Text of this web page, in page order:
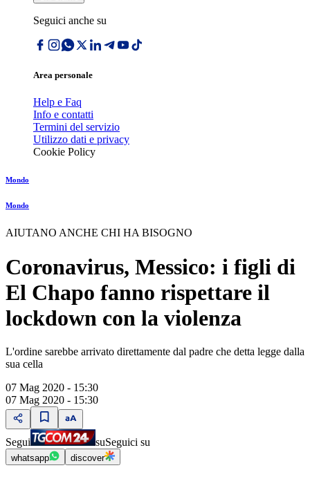
Seguici anche su
Area personale
Help e Faq
Info e contatti
Termini del servizio
Utilizzo dati e privacy
Cookie Policy
Mondo
Mondo
AIUTANO ANCHE CHI HA BISOGNO
Coronavirus, Messico: i figli di
El Chapo fanno rispettare il
lockdown con la violenza
L'ordine sarebbe arrivato direttamente dal padre che detta legge dalla
sua cella
07 Mag 2020 - 15:30
07 Mag 2020 - 15:30
Segui suSeguici su
whatsapp discover